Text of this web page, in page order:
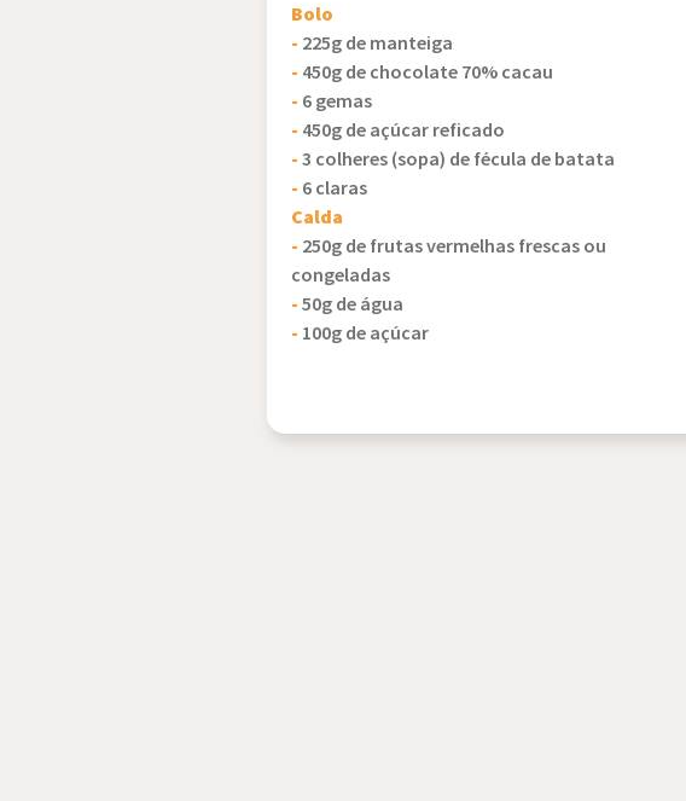
Bolo
- 225g de manteiga
- 450g de chocolate 70% cacau
- 6 gemas
- 450g de açúcar reficado
-3 colheres (sopa) de fécula de batata
- 6 claras
Calda
- 250g de frutas vermelhas frescas ou
congeladas
-50g de água
- 100g de açúcar